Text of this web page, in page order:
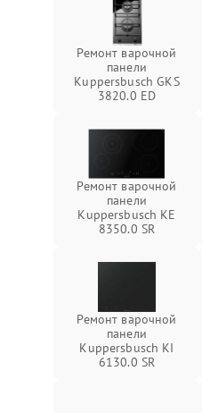
Ремонт варочной
панели
Kuppersbusch GKS
3820.0 ED
Ремонт варочной
панели
Kuppersbusch KE
8350.0 SR
Ремонт варочной
панели
Kuppersbusch KI
6130.0 SR